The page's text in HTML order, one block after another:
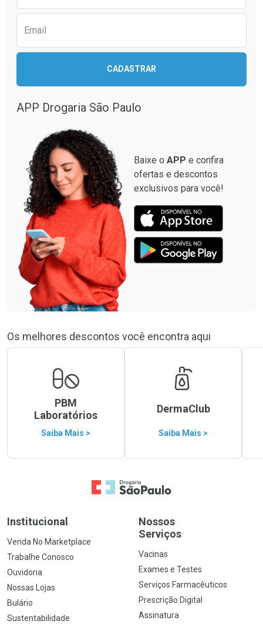
Comprar sem Desconto
Comprar sem Desconto
Comprar sem Desconto
Comprar sem Desconto
Email
CADASTRAR
APP Drogaria São Paulo
Baixe o APP e confira
ofertas e descontos
exclusivos para você!
Os melhores descontos você encontra aqui
PBM
Laboratórios
Saiba Mais >
DermaClub
Saiba Mais >
Ir para a Home
Institucional
Venda No Marketplace
Trabalhe Conosco
Ouvidoria
Nossas Lojas
Bulário
Sustentabilidade
Nossos
Serviços
Vacinas
Exames e Testes
Serviços Farmacêuticos
Prescrição Digital
Assinatura